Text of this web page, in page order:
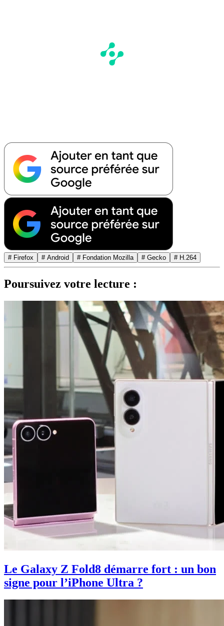
# Firefox # Android # Fondation Mozilla # Gecko # H.264
Poursuivez votre lecture :
Le Galaxy Z Fold8 démarre fort : un bon
signe pour l’iPhone Ultra ?